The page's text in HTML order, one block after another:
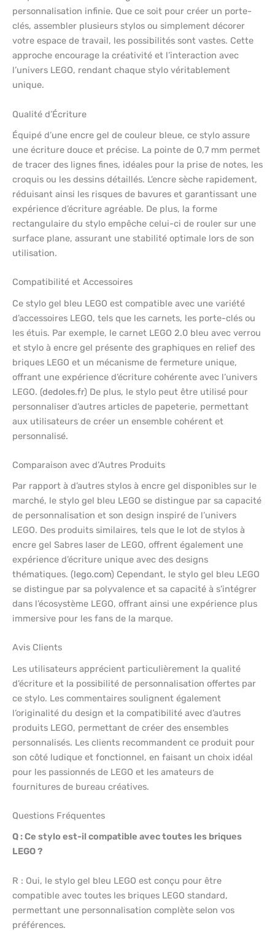
personnalisation infinie. Que ce soit pour créer un porte-
clés, assembler plusieurs stylos ou simplement décorer
votre espace de travail, les possibilités sont vastes. Cette
approche encourage la créativité et l’interaction avec
l’univers LEGO, rendant chaque stylo véritablement
unique.
Qualité d’Écriture
Équipé d’une encre gel de couleur bleue, ce stylo assure
une écriture douce et précise. La pointe de 0,7 mm permet
de tracer des lignes fines, idéales pour la prise de notes, les
croquis ou les dessins détaillés. L’encre sèche rapidement,
réduisant ainsi les risques de bavures et garantissant une
expérience d’écriture agréable. De plus, la forme
rectangulaire du stylo empêche celui-ci de rouler sur une
surface plane, assurant une stabilité optimale lors de son
utilisation.
Compatibilité et Accessoires
Ce stylo gel bleu LEGO est compatible avec une variété
d’accessoires LEGO, tels que les carnets, les porte-clés ou
les étuis. Par exemple, le carnet LEGO 2.0 bleu avec verrou
et stylo à encre gel présente des graphiques en relief des
briques LEGO et un mécanisme de fermeture unique,
offrant une expérience d’écriture cohérente avec l’univers
LEGO. (dedoles.fr) De plus, le stylo peut être utilisé pour
personnaliser d’autres articles de papeterie, permettant
aux utilisateurs de créer un ensemble cohérent et
personnalisé.
Comparaison avec d’Autres Produits
Par rapport à d’autres stylos à encre gel disponibles sur le
marché, le stylo gel bleu LEGO se distingue par sa capacité
de personnalisation et son design inspiré de l’univers
LEGO. Des produits similaires, tels que le lot de stylos à
encre gel Sabres laser de LEGO, offrent également une
expérience d’écriture unique avec des designs
thématiques. (lego.com) Cependant, le stylo gel bleu LEGO
se distingue par sa polyvalence et sa capacité à s’intégrer
dans l’écosystème LEGO, offrant ainsi une expérience plus
immersive pour les fans de la marque.
Avis Clients
Les utilisateurs apprécient particulièrement la qualité
d’écriture et la possibilité de personnalisation offertes par
ce stylo. Les commentaires soulignent également
l’originalité du design et la compatibilité avec d’autres
produits LEGO, permettant de créer des ensembles
personnalisés. Les clients recommandent ce produit pour
son côté ludique et fonctionnel, en faisant un choix idéal
pour les passionnés de LEGO et les amateurs de
fournitures de bureau créatives.
Questions Fréquentes
Q : Ce stylo est-il compatible avec toutes les briques
LEGO ?
R : Oui, le stylo gel bleu LEGO est conçu pour être
compatible avec toutes les briques LEGO standard,
permettant une personnalisation complète selon vos
préférences.